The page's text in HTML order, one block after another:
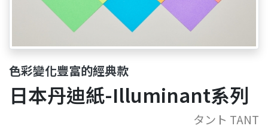
色彩變化豐富的經典款
日本丹迪紙-Illuminant系列
タント TANT